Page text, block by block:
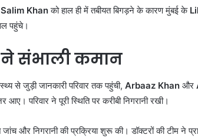
Salim Khanको हाल ही में तबीयत बिगड़ने के कारण मुंबई के
पहुंचे।
संभाली कमान
से जुड़ी जानकारी परिवार तक पहुंची, Arbaaz Khan और
आए। परिवार ने पूरी स्थिति पर करीबी निगरानी रखी।
और निगरानी की प्रक्रिया शुरू की। डॉक्टरों की टीम ने